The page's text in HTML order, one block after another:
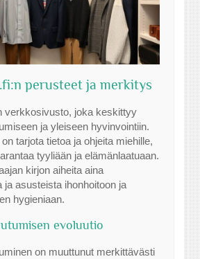
perusteet ja merkitys
verkkosivusto, joka keskittyy
ja yleiseen hyvinvointiin.
tarjota tietoa ja ohjeita miehille,
tyyliään ja elämänlaatuaan.
kirjon aiheita aina
ja asusteista ihonhoitoon ja
hygieniaan.
evoluutio
on muuttunut merkittävästi